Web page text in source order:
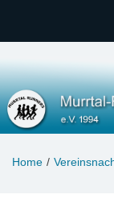
Murrtal-
e.V. 1994
Home